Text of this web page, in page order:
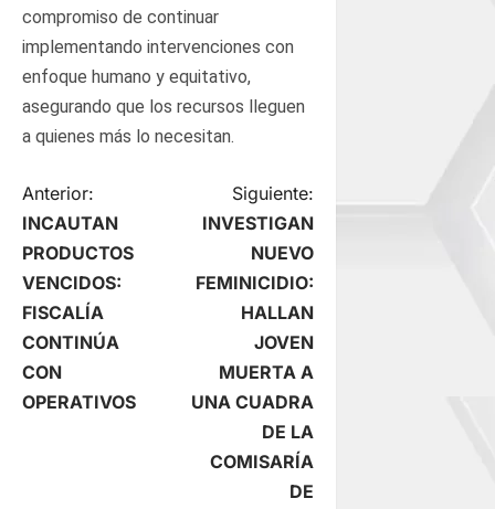
compromiso de continuar
implementando intervenciones con
enfoque humano y equitativo,
asegurando que los recursos lleguen
a quienes más lo necesitan.
N
a
v
e
g
Anterior:
INCAUTAN
PRODUCTOS
VENCIDOS:
FISCALÍA
CONTINÚA
CON
OPERATIVOS
Siguiente:
INVESTIGAN
NUEVO
FEMINICIDIO:
HALLAN
JOVEN
MUERTA A
UNA CUADRA
DE LA
COMISARÍA
DE